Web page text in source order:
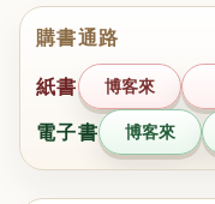
購書通路
紙書 博客來
電子書 博客來